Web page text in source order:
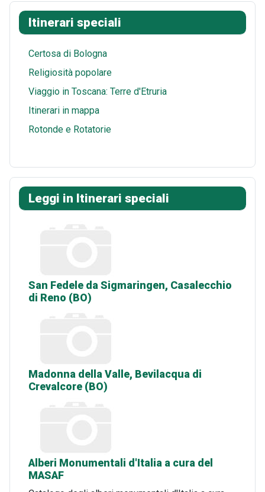
k
e
s
t
s
A
p
i
l
a
r
Itinerari speciali
Certosa di Bologna
Religiosità popolare
Viaggio in Toscana: Terre d'Etruria
Itinerari in mappa
Rotonde e Rotatorie
Leggi in Itinerari speciali
San Fedele da Sigmaringen, Casalecchio
di Reno (BO)
Madonna della Valle, Bevilacqua di
Crevalcore (BO)
Alberi Monumentali d'Italia a cura del
MASAF